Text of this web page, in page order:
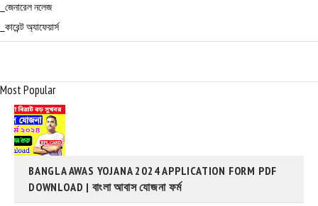
_জেনারেল নলেজ
_কারেন্ট অ্যাফেয়ার্স
Most Popular
BANGLA AWAS YOJANA 2024 APPLICATION FORM PDF
DOWNLOAD | বাংলা আবাস যোজনা ফর্ম